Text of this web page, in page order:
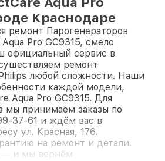
Краснодаре
ремонт Парогенераторов
Pro GC9315, смело
официальный сервис в
ремонт
любой сложности. Наши
каждой модели,
Aqua Pro GC9315. Для
мы принимаем заказы по
37-61 и ждём вас в
ул. Красная, 176.
на ремонт и детали.
— и мы вернём